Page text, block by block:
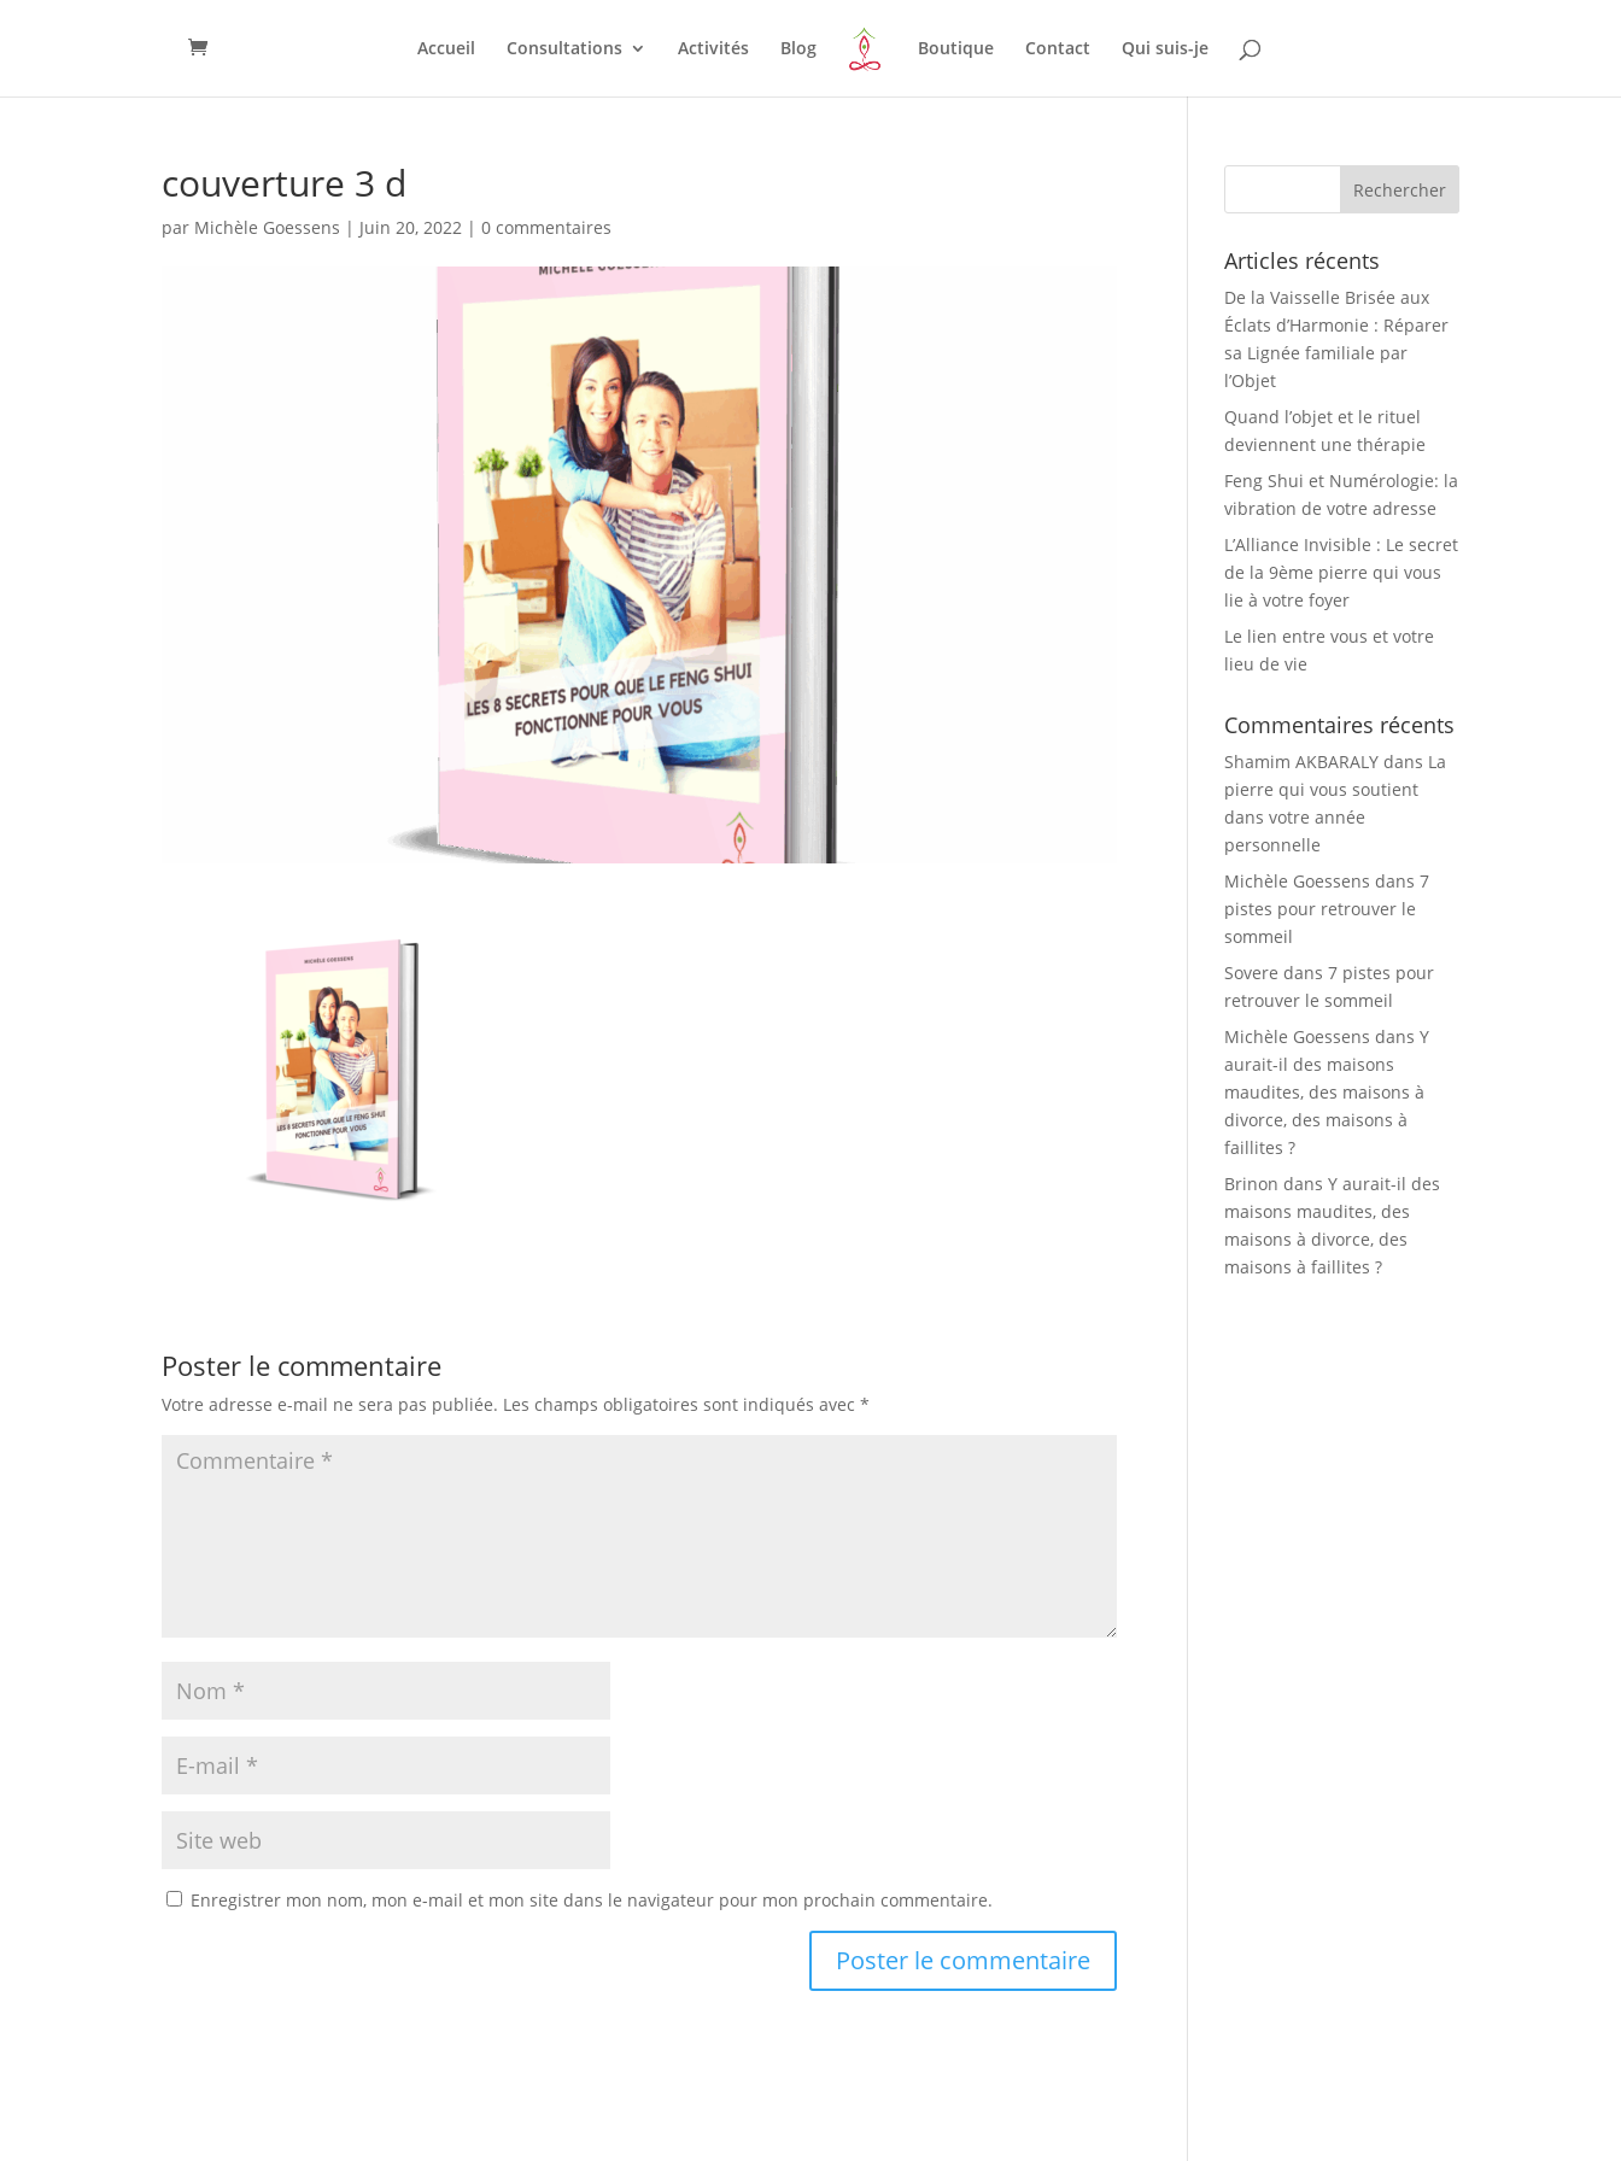
Accueil Consultations Activités Blog Boutique Contact Qui suis-je
couverture 3 d
par Michèle Goessens | Juin 20, 2022 |0 commentaires
Poster le commentaire
Votre adresse e-mail ne sera pas publiée. Les champs obligatoires sont indiqués avec*
Enregistrer mon nom, mon e-mail et mon site dans le navigateur pour mon prochain commentaire.
Articles récents
De la Vaisselle Brisée aux
Éclats d’Harmonie : Réparer
sa Lignée familiale par
l’Objet
Quand l’objet et le rituel
deviennent une thérapie
Feng Shui et Numérologie: la
vibration de votre adresse
L’Alliance Invisible : Le secret
de la 9ème pierre qui vous
lie à votre foyer
Le lien entre vous et votre
lieu de vie
Commentaires récents
Shamim AKBARALY dans La
pierre qui vous soutient
dans votre année
personnelle
Michèle Goessens dans7
pistes pour retrouver le
sommeil
Sovere dans7 pistes pour
retrouver le sommeil
Michèle Goessens dansY
aurait-il des maisons
maudites, des maisons à
divorce, des maisons à
faillites ?
Brinon dansY aurait-il des
maisons maudites, des
maisons à divorce, des
maisons à faillites ?